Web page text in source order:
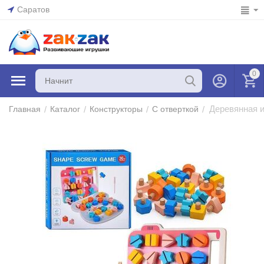
Саратов
0
Главная / Каталог / Конструкторы / С отверткой / Деревянная